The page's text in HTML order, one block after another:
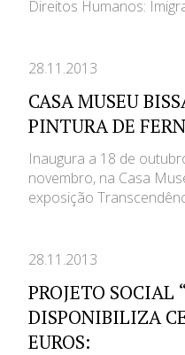
Direitos Humanos:
28.11.2013
CASA MUSEU
PINTURA DE
Inaugura a 18 de
novembro, na Casa
exposição
28.11.2013
PROJETO SOCIAL
DISPONIBILIZA
EUROS: